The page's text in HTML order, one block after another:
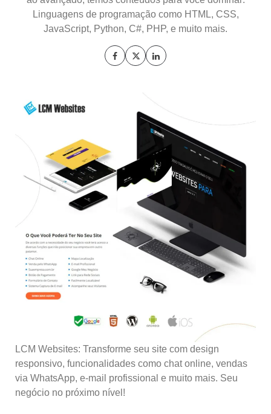
Linguagens de programação como HTML, CSS,
JavaScript, Python, C#, PHP, e muito mais.
LCM Websites: Transforme seu site com design
responsivo, funcionalidades como chat online, vendas
via WhatsApp, e-mail profissional e muito mais. Seu
negócio no próximo nível!